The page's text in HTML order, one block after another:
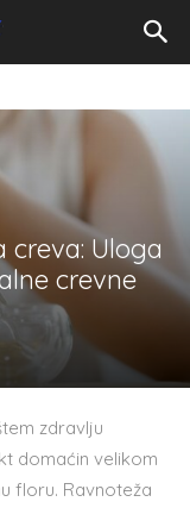
creva: Uloga
crevne
zdravlju
domaćin velikom
floru. Ravnoteža